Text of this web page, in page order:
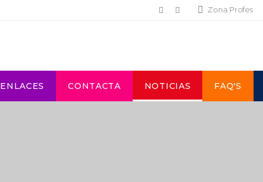
Zona Profes
ENLACES CONTACTA NOTICIAS FAQ'S